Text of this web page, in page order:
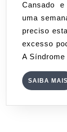
Cansado
uma
preciso
excesso
A Síndrome
SAIBA MAIS